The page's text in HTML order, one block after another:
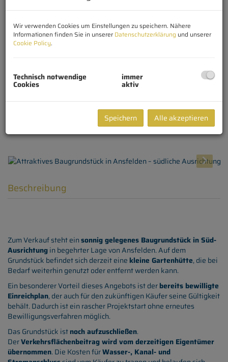
Beschreibung
Zum Verkauf steht einsonnig gelegenes Baugrundstück in Süd-
Ausrichtungin begehrter Lage von Ansfelden. Auf dem
Grundstück befindet sich derzeit eine kleine Gartenhütte, die bei
Bedarf weiterhin genutzt oder entfernt werden kann.
Ein besonderer Vorteil dieses Angebots ist derbereits bewilligte
Einreichplan, der auch für den zukünftigen Käufer seine Gültigkeit
behält. Dadurch ist ein rascher Projektstart ohne erneutes
Bewilligungsverfahren möglich.
Das Grundstück istnoch aufzuschließen.
DerVerkehrsflächenbeitrag wird vom derzeitigen Eigentümer
übernommen. Die Kosten fürWasser-, Kanal- und
Wir verwenden Cookies um Einstellungen zu speichern. Nähere
Informationen finden Sie in unserer Datenschutzerklärung und unserer
Cookie Policy.
Technisch notwendige
Cookies
immer
aktiv
Speichern Alle akzeptieren